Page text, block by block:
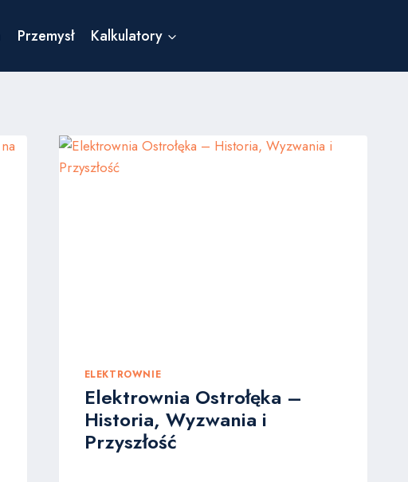
Przemysł Kalkulatory
ELEKTROWNIE
Elektrownia Ostrołęka –
Historia, Wyzwania i
Przyszłość